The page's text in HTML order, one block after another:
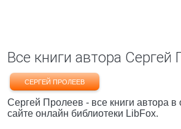
Все книги автора Сергей
СЕРГЕЙ ПРОЛЕЕВ
Сергей Пролеев - все книги автора в
сайте онлайн библиотеки LibFox.